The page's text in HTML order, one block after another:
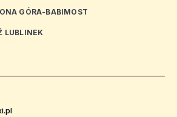
GÓRA-BABIMOST
LUBLINEK